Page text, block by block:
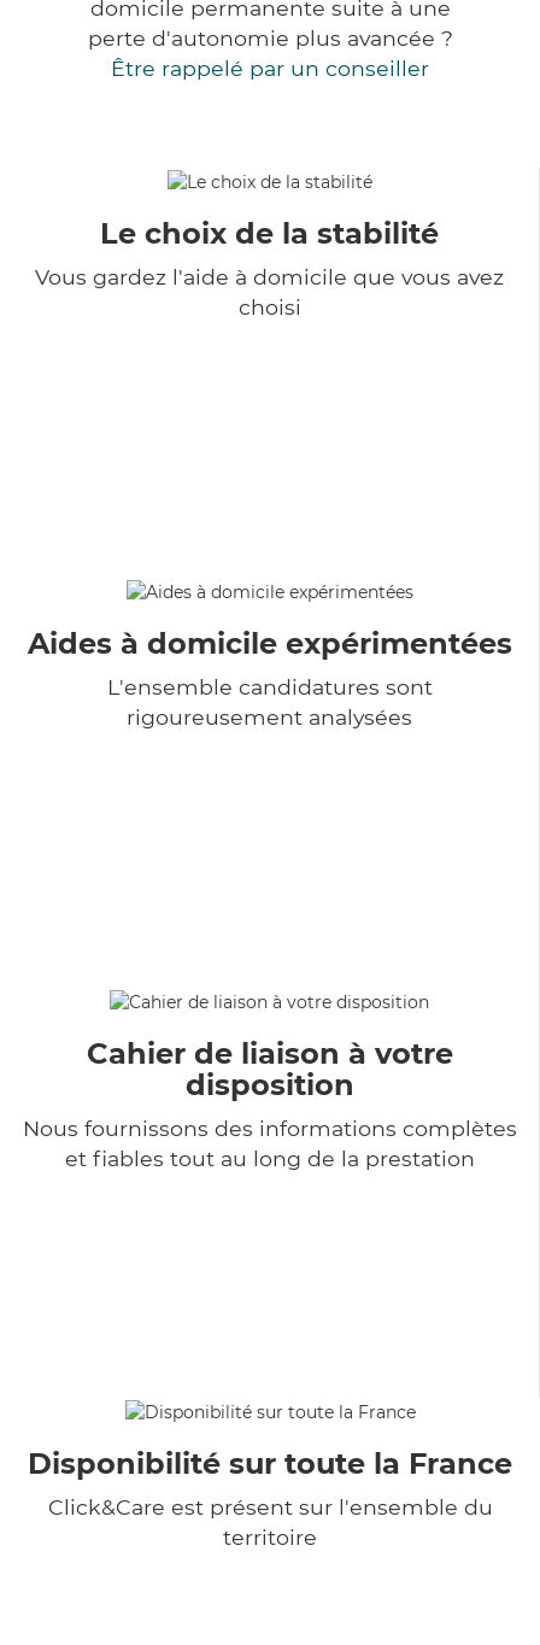
domicile permanente suite à une
perte d'autonomie plus avancée ?
Être rappelé par un conseiller
Le choix de la stabilité
Vous gardez l'aide à domicile que vous avez
choisi
Aides à domicile expérimentées
L'ensemble candidatures sont
rigoureusement analysées
Cahier de liaison à votre
disposition
Nous fournissons des informations complètes
et fiables tout au long de la prestation
Disponibilité sur toute la France
Click&Care est présent sur l'ensemble du
territoire